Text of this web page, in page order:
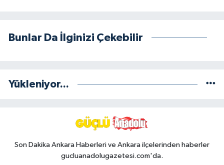
Bunlar Da İlginizi Çekebilir
Yükleniyor...
Son Dakika Ankara Haberleri ve Ankara ilçelerinden haberler
gucluanadolugazetesi.com'da.